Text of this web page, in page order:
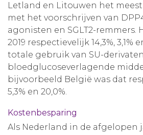
Letland en Litouwen het
met het voorschrijven van
agonisten en SGLT2-remmers.
2019 respectievelijk 14,3%, 3,1%
totale gebruik van SU-
bloedglucoseverlagende
bijvoorbeeld België was dat
5,3% en 20,0%.
Kostenbesparing
Als Nederland in de afgelopen